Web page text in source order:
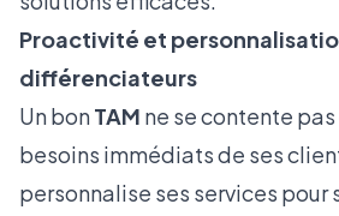
Proactivité et
différenciateurs
Un bonTAM ne se contente
besoins immédiats de ses
personnalise ses services pour